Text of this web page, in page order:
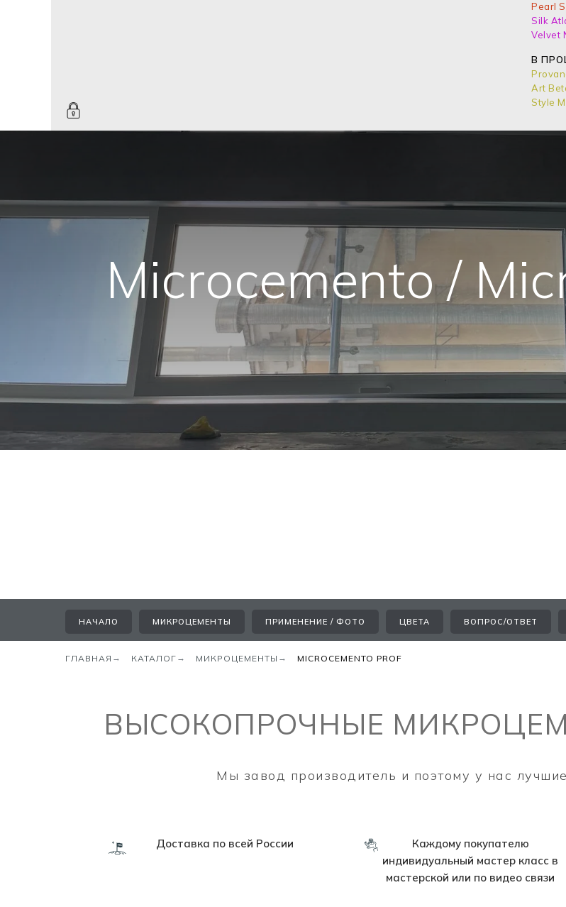
Style
В
Pearl
Art
Silk
Velvet
Microcemento /
НАЧАЛО МИКРОЦЕМЕНТЫ ПРИМЕНЕНИЕ / ФОТО ЦВЕТА ВОПРОС/ОТВЕТ
ГЛАВНАЯ → КАТАЛОГ → МИКРОЦЕМЕНТЫ → MICROCEMENTO PROF
Каждому покупателю
индивидуальный мастер класс в
мастерской или по видео связи
Доставка по всей России
Мы завод производитель и поэтому у нас
ВЫСОКОПРОЧНЫЕ